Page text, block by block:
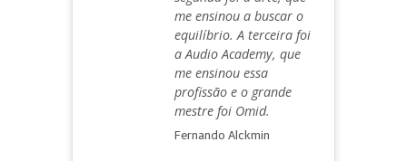
me ensinou a buscar o
equilíbrio. A terceira foi
a Audio Academy, que
me ensinou essa
profissão e o grande
mestre foi Omid.
Fernando Alckmin